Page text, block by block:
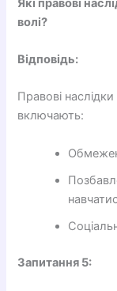
Які правові
волі?
Відповідь:
Правові
включають:
Запитання 5: